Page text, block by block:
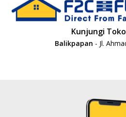
Kunjungi
Balikpapan - Jl.